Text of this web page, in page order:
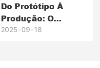
Do Protótipo À
Produção: O
Caminho Principal
2025 09 18